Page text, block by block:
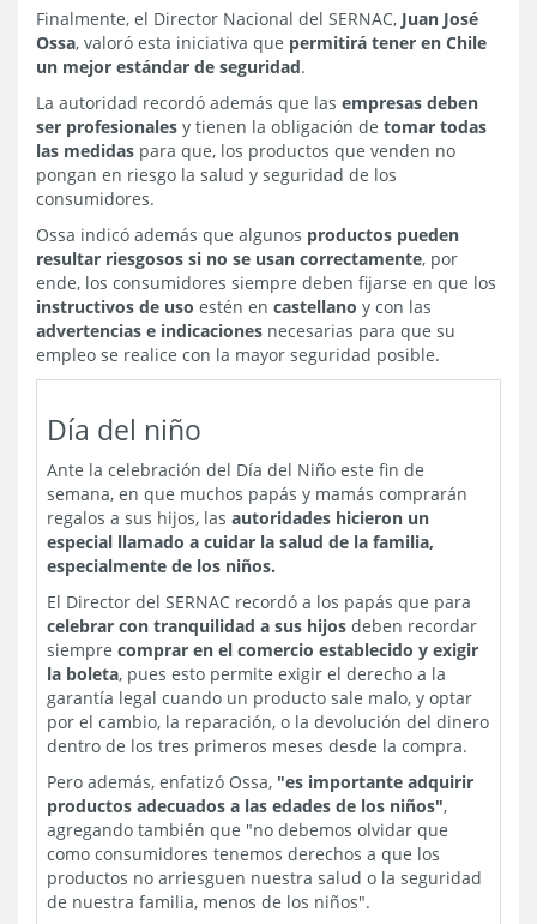
Finalmente, el Director Nacional del SERNAC, Juan José
Ossa, valoró esta iniciativa que permitirá tener en Chile
un mejor estándar de seguridad.
La autoridad recordó además que las empresas deben
ser profesionales y tienen la obligación de tomar todas
las medidas para que, los productos que venden no
pongan en riesgo la salud y seguridad de los
consumidores.
Ossa indicó además que algunos productos pueden
resultar riesgosos si no se usan correctamente, por
ende, los consumidores siempre deben fijarse en que los
instructivos de uso estén en castellano y con las
advertencias e indicaciones necesarias para que su
empleo se realice con la mayor seguridad posible.
Día del niño
Ante la celebración del Día del Niño este fin de
semana, en que muchos papás y mamás comprarán
regalos a sus hijos, las autoridades hicieron un
especial llamado a cuidar la salud de la familia,
especialmente de los niños.
El Director del SERNAC recordó a los papás que para
celebrar con tranquilidad a sus hijos deben recordar
siempre comprar en el comercio establecido y exigir
la boleta, pues esto permite exigir el derecho a la
garantía legal cuando un producto sale malo, y optar
por el cambio, la reparación, o la devolución del dinero
dentro de los tres primeros meses desde la compra.
Pero además, enfatizó Ossa, "es importante adquirir
productos adecuados a las edades de los niños",
agregando también que "no debemos olvidar que
como consumidores tenemos derechos a que los
productos no arriesguen nuestra salud o la seguridad
de nuestra familia, menos de los niños".